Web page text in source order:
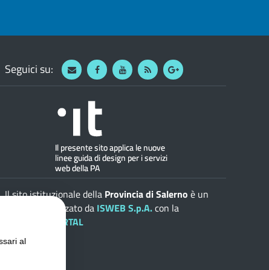
Seguici su: WebmailFacebookYoutube
RSS Google
Il sito istituzionale della Provincia di Salerno è un
progetto realizzato da ISWEB S.p.A.con la
ePORTAL
al